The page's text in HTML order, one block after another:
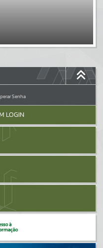
Senha
LOGIN